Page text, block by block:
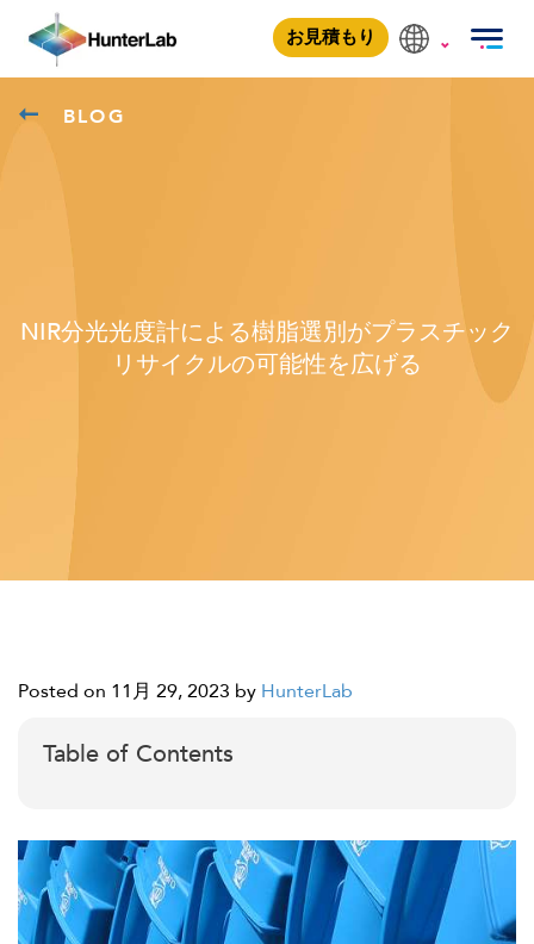
お見積もり
BLOG
NIR分光光度計による樹脂選別がプラスチック
リサイクルの可能性を広げる
Posted on 11月 29, 2023 by HunterLab
Table of Contents